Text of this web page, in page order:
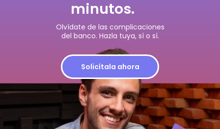
minutos.
Olvídate de las complicaciones
del banco. Hazla tuya, sí o sí.
Solicítala ahora